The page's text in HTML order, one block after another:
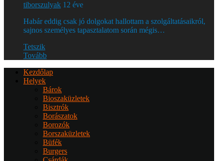
tiborszulyak 12 éve
Habár eddig csak jó dolgokat hallottam a szolgáltatásaikról,
sajnos személyes tapasztalatom során mégis…
Tetszik
Tovább
Kezdőlap
Helyek
Bárok
Bioszaküzletek
Bisztrók
Borászatok
Borozók
Borszaküzletek
Büfék
Burgers